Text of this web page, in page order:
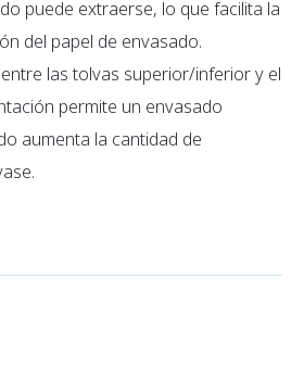
puede extraerse, lo que facilita la
del papel de envasado.
las tolvas superior/inferior y el
permite un envasado
aumenta la cantidad de